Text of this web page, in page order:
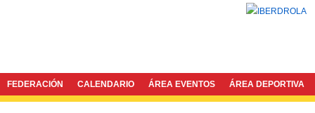
FEDERACIÓN CALENDARIO ÁREA EVENTOS ÁREA DEPORTIVA